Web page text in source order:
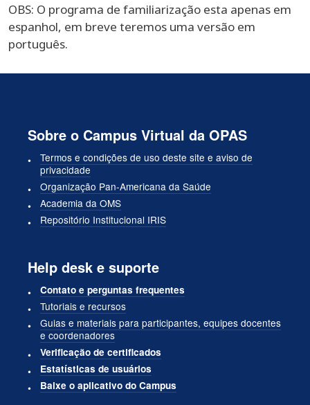
OBS: O programa de familiarização esta apenas em
espanhol, em breve teremos uma versão em
português.
Sobre o Campus Virtual da OPAS
Termos e condições de uso deste site e aviso de
privacidade
Organização Pan-Americana da Saúde
Academia da OMS
Repositório Institucional IRIS
Help desk e suporte
Contato e perguntas frequentes
Tutoriais e recursos
Guias e materiais para participantes, equipes docentes
e coordenadores
Verificação de certificados
Estatísticas de usuários
Baixe o aplicativo do Campus